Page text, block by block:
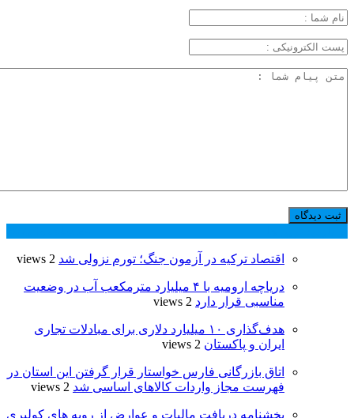
اقتصاد ترکیه در آزمون جنگ؛ تورم نزولی شد 2 views
دریاچه ارومیه با ۴ میلیارد مترمکعب آب در وضعیت
مناسبی قرار دارد 2 views
هدف‌گذاری ۱۰ میلیارد دلاری برای مبادلات تجاری
ایران و پاکستان 2 views
اتاق بازرگانی فارس خواستار قرار گرفتن این استان در
فهرست مجاز واردات کالاهای اساسی شد 2 views
بخشنامه دریافت مالیات و عوارض از رویه های کولبری